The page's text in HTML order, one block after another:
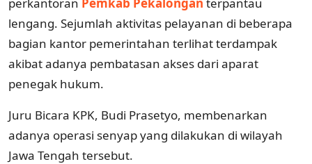
lengang. Sejumlah aktivitas pelayanan di beberapa
bagian kantor pemerintahan terlihat terdampak
akibat adanya pembatasan akses dari aparat
penegak hukum.
Juru Bicara KPK, Budi Prasetyo, membenarkan
adanya operasi senyap yang dilakukan di wilayah
Jawa Tengah tersebut.